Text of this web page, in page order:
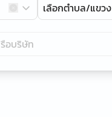
เลือกตำบล/แขวง